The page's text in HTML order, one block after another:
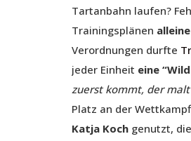
Tartanbahn laufen?
Trainingsplänen
Verordnungen durfte
jeder Einheit eine
zuerst kommt, der
Platz an der
Katja Koch genutzt,